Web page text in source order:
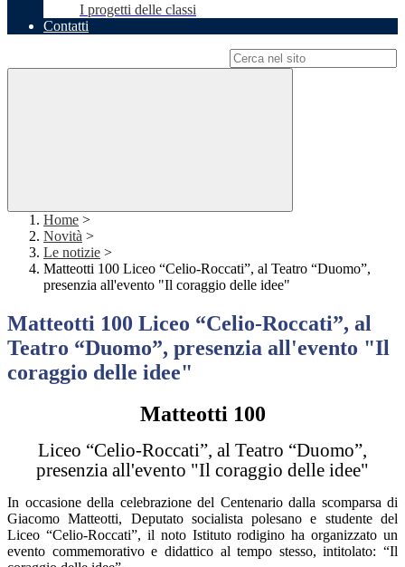
I progetti delle classi
Contatti
Home >
Novità >
Le notizie >
Matteotti 100 Liceo “Celio-Roccati”, al Teatro “Duomo”,
presenzia all'evento "Il coraggio delle idee"
Matteotti 100 Liceo “Celio-Roccati”, al
Teatro “Duomo”, presenzia all'evento "Il
coraggio delle idee"
Matteotti 100
Liceo “Celio-Roccati”, al Teatro “Duomo”,
presenzia all'evento "Il coraggio delle idee"
In occasione della celebrazione del Centenario dalla scomparsa di
Giacomo Matteotti, Deputato socialista polesano e studente del
Liceo “Celio-Roccati”, il noto Istituto rodigino ha organizzato un
evento commemorativo e didattico al tempo stesso, intitolato: “Il